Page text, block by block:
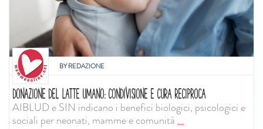
BYREDAZIONE
DONAZIONE DEL LATTE UMANO: CONDIVISIONE E CURA RECIPROCA
AIBLUD e SIN indicano i benefici biologici, psicologici e
sociali per neonati, mamme e comunità...